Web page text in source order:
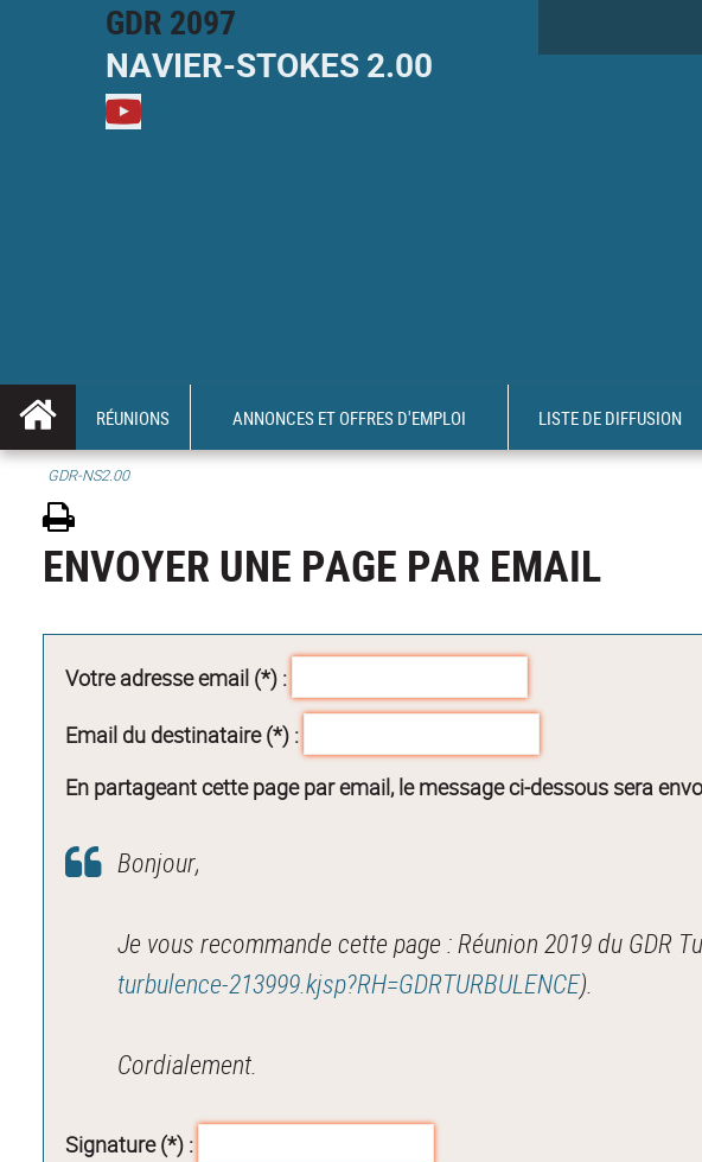
GDR 2097
NAVIER-STOKES2.00
RÉUNIONS ANNONCES ET OFFRES D'EMPLOI LISTE DE DIFFUSION
GDR-NS2.00
ENVOYER UNE PAGE PAR EMAIL
Votre adresse email (*) :
Email du destinataire (*) :
En partageant cette page par email, le message ci-dessous sera
Bonjour,
Je vous recommande cette page : Réunion 2019 du GDR
turbulence-213999.kjsp?RH=GDRTURBULENCE).
Cordialement.
Signature (*) :